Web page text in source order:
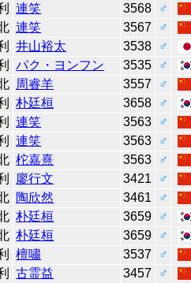
連笑 3568
♂
連笑 3567
♂
井山裕太 3538
♂
パク・ヨンフン 3535
♂
周睿羊 3557
♂
朴廷桓 3658
♂
連笑 3563
♂
連笑 3563
♂
柁嘉熹 3563
♂
廖行文 3421
♂
陶欣然 3461
♂
朴廷桓 3659
♂
朴廷桓 3659
♂
檀嘯 3537
♂
古霊益 3457
♂